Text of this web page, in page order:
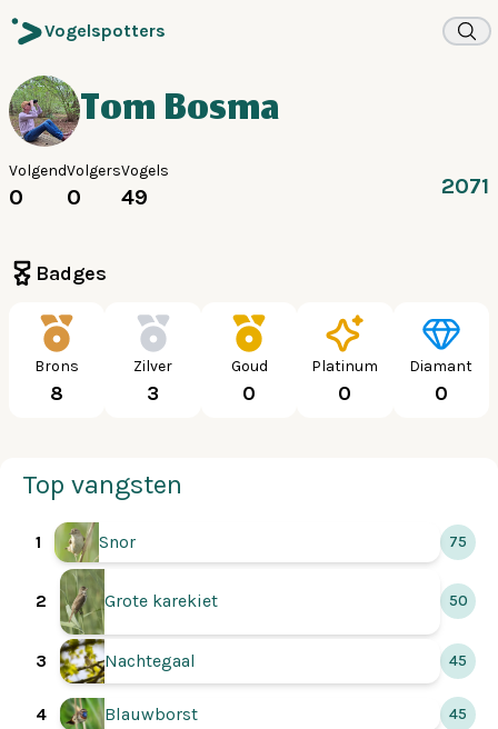
Vogelspotters
Tom Bosma
Volgend
0
Volgers
0
Vogels
49 2071
Badges
Brons
8
Zilver
3
Goud
0
Platinum
0
Diamant
0
Top vangsten
1 Snor 75
2 Grote karekiet 50
3 Nachtegaal 45
4 Blauwborst 45